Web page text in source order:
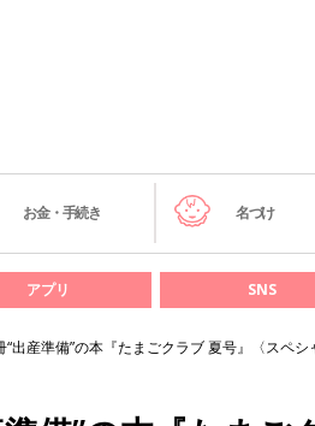
お金・手続き 名づけ
アプリ SNS
“出産準備”の本『たまごクラブ 夏号』〈スペ